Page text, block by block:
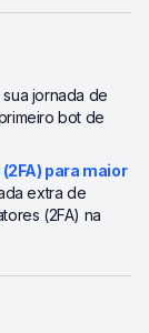
jornada de
bot de
para maior
extra de
(2FA) na